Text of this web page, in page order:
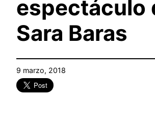
espectáculo
Sara Baras
9 marzo, 2018